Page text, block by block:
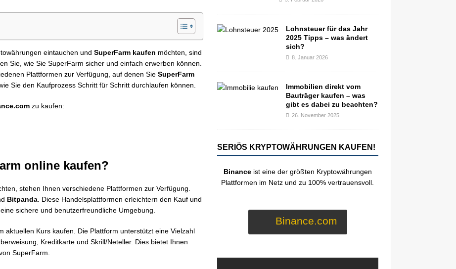
eintauchen und SuperFarm kaufen möchten, sind
Sie, wie Sie SuperFarm sicher und einfach erwerben können.
Plattformen zur Verfügung, auf denen Sie SuperFarm
Sie den Kaufprozess Schritt für Schritt durchlaufen können.
zu kaufen:
online kaufen?
stehen Ihnen verschiedene Plattformen zur Verfügung.
Bitpanda . Diese Handelsplattformen erleichtern den Kauf und
sichere und benutzerfreundliche Umgebung.
aktuellen Kurs kaufen. Die Plattform unterstützt eine Vielzahl
Kreditkarte und Skrill/Neteller. Dies bietet Ihnen
SuperFarm.
Lohnsteuer für das Jahr
2025 Tipps – was ändert
sich?
8. Januar 2026
Immobilien direkt vom
Bauträger kaufen – was
gibt es dabei zu beachten?
26. November 2025
SERIÖS KRYPTOWÄHRUNGEN KAUFEN!
Binanceist eine der größten Kryptowährungen
Plattformen im Netz und zu 100% vertrauensvoll.
Binance.com